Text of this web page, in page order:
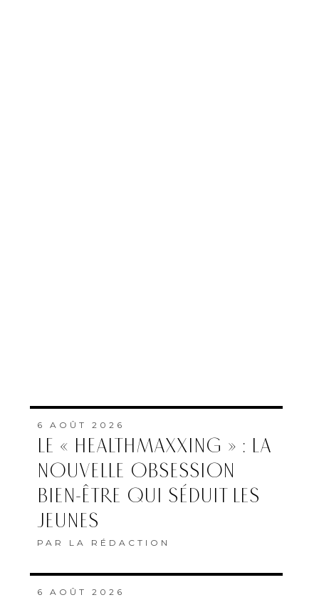
6 AOÛT 2026
LE « HEALTHMAXXING » : LA
NOUVELLE OBSESSION
BIEN-ÊTRE QUI SÉDUIT LES
JEUNES
PAR LA RÉDACTION
6 AOÛT 2026